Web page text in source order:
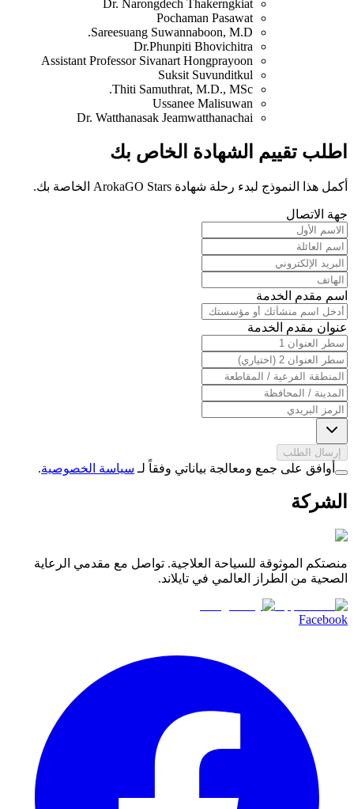
Dr. Narongdech Thakerngkiat
Pochaman Pasawat
Sareesuang Suwannaboon, M.D.
Dr.Phunpiti Bhovichitra
Assistant Professor Sivanart Hongprayoon
Suksit Suvunditkul
Thiti Samuthrat, M.D., MSc.
Ussanee Malisuwan
Dr. Watthanasak Jeamwatthanachai
اطلب تقييم الشهادة الخاص بك
أكمل هذا النموذج لبدء رحلة شهادة ArokaGO Stars الخاصة بك.
جهة الاتصال
اسم مقدم الخدمة
عنوان مقدم الخدمة
إرسال الطلب
أوافق على جمع ومعالجة بياناتي وفقاً لـ سياسة الخصوصية.
الشركة
منصتكم الموثوقة للسياحة العلاجية. تواصل مع مقدمي الرعاية
الصحية من الطراز العالمي في تايلاند.
Facebook